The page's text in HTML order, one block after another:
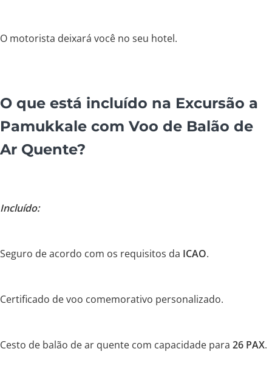
O motorista deixará você no seu hotel.
O que está incluído na Excursão a
Pamukkale com Voo de Balão de
Ar Quente?
Incluído:
Seguro de acordo com os requisitos da ICAO.
Certificado de voo comemorativo personalizado.
Cesto de balão de ar quente com capacidade para 26 PAX.